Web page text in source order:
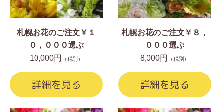
札幌お花のご注文￥１
０，０００選ぶ
10,000円
（税別）
詳細を見る
札幌お花のご注文￥８，
０００選ぶ
8,000円
（税別）
詳細を見る